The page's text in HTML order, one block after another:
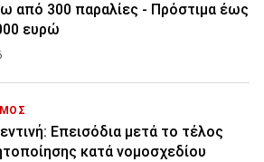
από 300 παραλίες - Πρόστιμα έως
ευρώ
Επεισόδια μετά το τέλος
κατά νομοσχεδίου